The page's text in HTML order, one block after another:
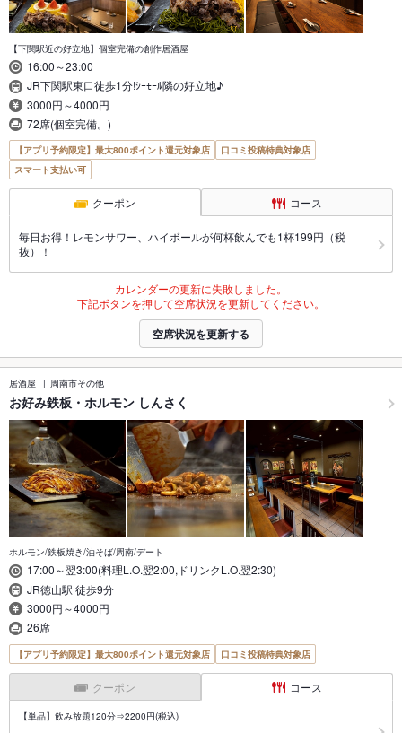
【下関駅近の好立地】個室完備の創作居酒屋
16:00～23:00
JR下関駅東口徒歩1分!ｼｰﾓｰﾙ隣の好立地♪
3000円～4000円
72席(個室完備。)
【アプリ予約限定】最大800ポイント還元対象店
口コミ投稿特典対象店
スマート支払い可
クーポン コース
毎日お得！レモンサワー、ハイボールが何杯飲んでも1杯199円（税
抜）！
カレンダーの更新に失敗しました。
下記ボタンを押して空席状況を更新してください。
空席状況を更新する
居酒屋 周南市その他
お好み鉄板・ホルモン しんさく
ホルモン/鉄板焼き/油そば/周南/デート
17:00～翌3:00(料理L.O.翌2:00,ドリンクL.O.翌2:30)
JR徳山駅 徒歩9分
3000円～4000円
26席
【アプリ予約限定】最大800ポイント還元対象店 口コミ投稿特典対象店
クーポン コース
【単品】飲み放題120分⇒2200円(税込)